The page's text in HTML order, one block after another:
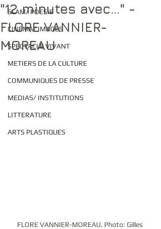
SLAM/ POESIE
CINEMA/ IMAGES
SPECTACLE VIVANT
METIERS DE LA CULTURE
COMMUNIQUES DE PRESSE
MEDIAS/ INSTITUTIONS
LITTERATURE
ARTS PLASTIQUES
"12 minutes avec..." -
FLORE VANNIER-
MOREAU
FLORE VANNIER-MOREAU. Photo: Gilles